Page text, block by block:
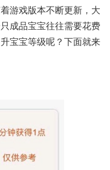
游戏版本不断更新，大
成品宝宝往往需要花费
宝宝等级呢？下面就来